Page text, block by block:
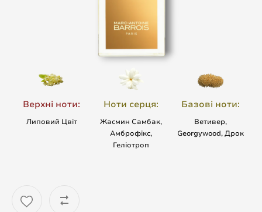
Верхні ноти:
Липовий Цвіт
Ноти серця:
Жасмин Самбак,
Амброфікс,
Геліотроп
Базові ноти:
Ветивер,
Georgywood, Дрок